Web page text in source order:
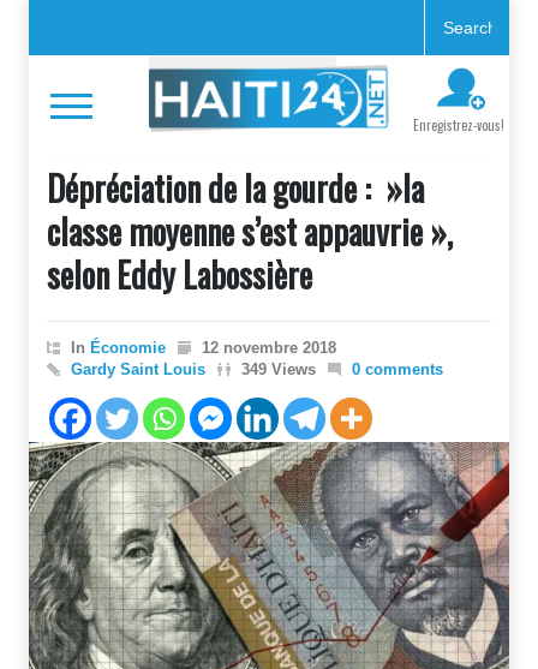
Enregistrez-vous!
Dépréciation de la gourde : »la
classe moyenne s’est appauvrie »,
selon Eddy Labossière
In Économie
12 novembre 2018
Gardy Saint Louis
349 Views 0 comments